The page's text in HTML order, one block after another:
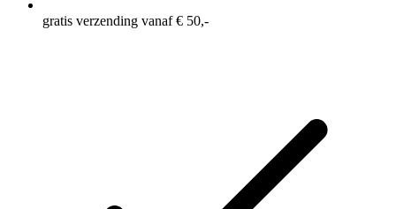
gratis verzending vanaf € 50,-